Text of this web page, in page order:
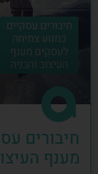
חיבורים
מענף